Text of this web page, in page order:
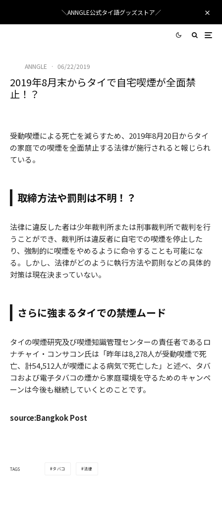
＼ANNGLE公式タイ語グッズストア／
ANNGLE · 06/22/2019
2019年8月末からタイで自宅喫煙が全面禁
止！？
受動喫煙による死亡を減らすため、2019年8月20日からタイ
の家庭での喫煙を全面禁止する法律が施行されると報じられ
ている。
取締方法や罰則は不明！？
法律に違反した者は少年裁判所または刑事裁判所で裁判を行
うことができ、裁判所は違反者に自宅での喫煙を停止した
り、強制的に喫煙をやめるように命令することも可能にな
る。しかし、法律がどのように執行方法や罰則などの具体的
対策は現在決まっていない。
さらに強まるタイでの禁煙ムード
タイの喫煙研究及び喫煙知識管理センターの責任者であるロ
ナチャイ・コンサコン氏は「昨年は8,278人が受動喫煙で死
亡、計54,512人が喫煙による病気で死亡した」と述べ、タバ
コおよび電子タバコの煙から家庭環境を守るためのキャンペ
ーンは今後も継続していくとのことです。
source:Bangkok Post
TAGS タバコ 法律